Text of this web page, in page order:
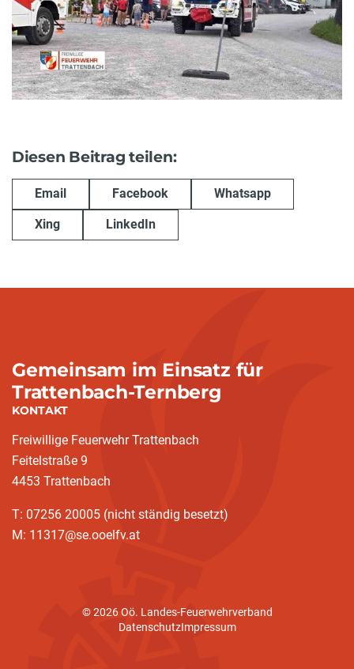
Diesen Beitrag teilen:
Email Facebook Whatsapp
Xing LinkedIn
Gemeinsam im Einsatz für
Trattenbach-Ternberg
KONTAKT
Freiwillige Feuerwehr Trattenbach
Feitelstraße 9
4453 Trattenbach
T: 07256 20005 (nicht ständig besetzt)
M: 11317@se.ooelfv.at
© 2026 Oö. Landes-Feuerwehrverband
DatenschutzImpressum